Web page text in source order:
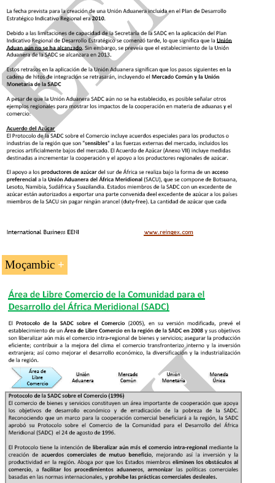
Moçambic
Comerç Exterior, Transport y Negocis a
Moçambic
Moçambic té accés preferencial a...
LaComunitat de Desenvolupament de l'Àfrica
Austral (SADC)
L'Acord Tripartit COMESA-EAC-SADC
L'Associació de la Conca de l'Oceà Índic (IORA)
ElSPG
L'Acord de Cotonou(EU)